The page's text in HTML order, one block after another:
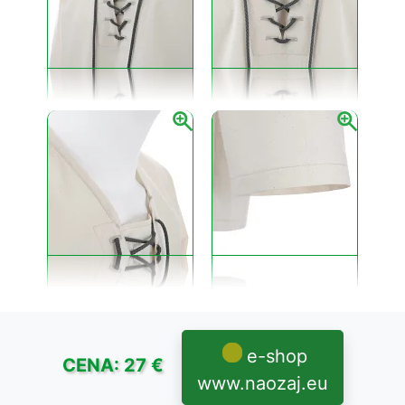
CENA: 27 €
e-shop
www.naozaj.eu